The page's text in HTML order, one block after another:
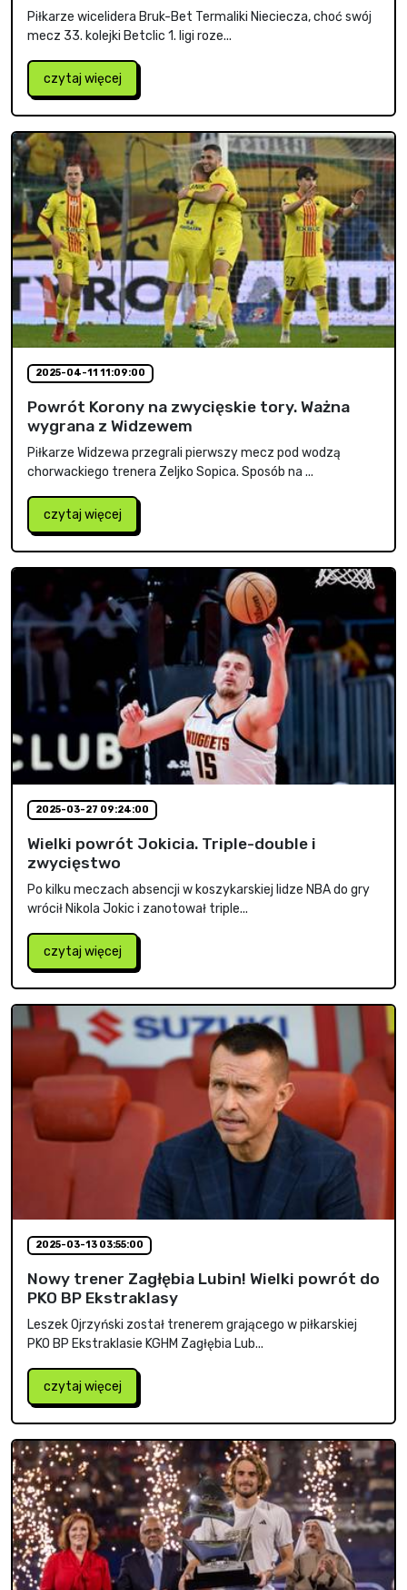
Piłkarze wicelidera Bruk-Bet Termaliki Nieciecza, choć swój
mecz 33. kolejki Betclic 1. ligi roze...
czytaj więcej
2025-04-11 11:09:00
Powrót Korony na zwycięskie tory. Ważna
wygrana z Widzewem
Piłkarze Widzewa przegrali pierwszy mecz pod wodzą
chorwackiego trenera Zeljko Sopica. Sposób na ...
czytaj więcej
2025-03-27 09:24:00
Wielki powrót Jokicia. Triple-double i
zwycięstwo
Po kilku meczach absencji w koszykarskiej lidze NBA do gry
wrócił Nikola Jokic i zanotował triple...
czytaj więcej
2025-03-13 03:55:00
Nowy trener Zagłębia Lubin! Wielki powrót do
PKO BP Ekstraklasy
Leszek Ojrzyński został trenerem grającego w piłkarskiej
PKO BP Ekstraklasie KGHM Zagłębia Lub...
czytaj więcej